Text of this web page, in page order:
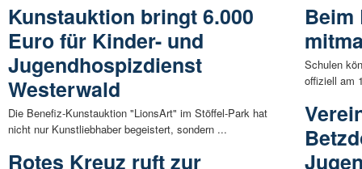
Kunstauktion bringt 6.000
Euro für Kinder- und
Jugendhospizdienst
Westerwald
Die Benefiz-Kunstauktion "LionsArt" im Stöffel-Park hat
nicht nur Kunstliebhaber begeistert, sondern ...
Rotes Kreuz ruft zur
Beim
Schulen
offiziell am